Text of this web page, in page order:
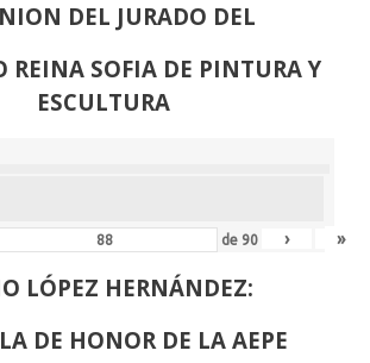
DEL JURADO DEL
REINA SOFIA DE PINTURA Y
ESCULTURA
de 90 › »
LÓPEZ HERNÁNDEZ:
DE HONOR DE LA AEPE